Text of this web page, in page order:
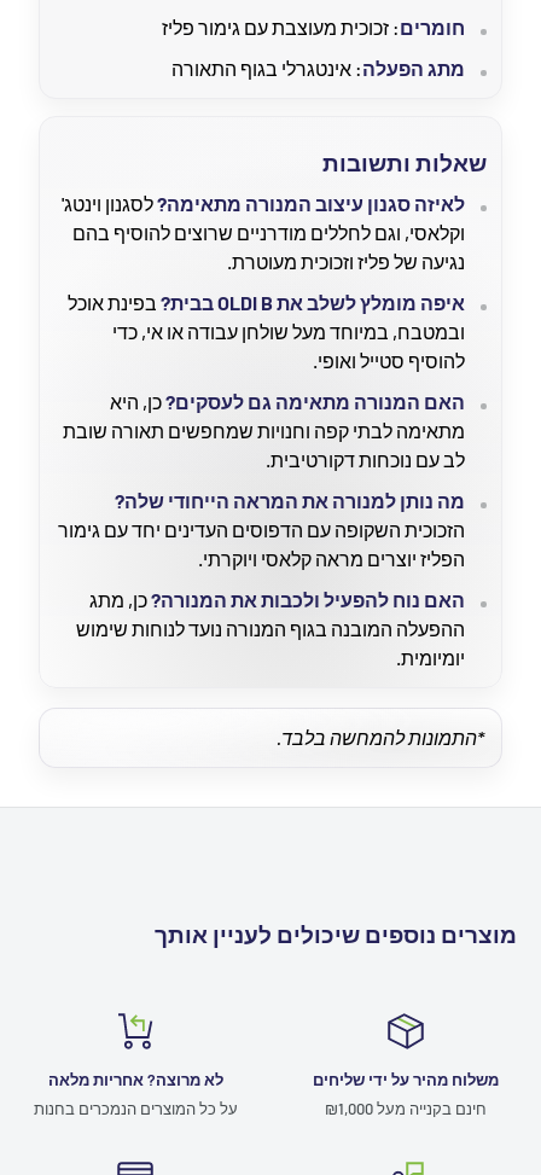
חומרים: זכוכית מעוצבת עם גימור פליז
מתג הפעלה: אינטגרלי בגוף התאורה
שאלות ותשובות
לאיזה סגנון עיצוב המנורה מתאימה?לסגנון וינטג'
וקלאסי, וגם לחללים מודרניים שרוצים להוסיף בהם
נגיעה של פליז וזכוכית מעוטרת.
איפה מומלץ לשלב את OLDI B בבית?
בפינת אוכל
ובמטבח, במיוחד מעל שולחן עבודה או אי, כדי
להוסיף סטייל ואופי.
האם המנורה מתאימה גם לעסקים?כן, היא
מתאימה לבתי קפה וחנויות שמחפשים תאורה שובת
לב עם נוכחות דקורטיבית.
מה נותן למנורה את המראה הייחודי שלה?
הזכוכית השקופה עם הדפוסים העדינים יחד עם גימור
הפליז יוצרים מראה קלאסי ויוקרתי.
האם נוח להפעיל ולכבות את המנורה?כן, מתג
ההפעלה המובנה בגוף המנורה נועד לנוחות שימוש
יומיומית.
*התמונות להמחשה בלבד.
מוצרים נוספים שיכולים לעניין אותך
משלוח מהיר על ידי שליחים
חינם בקנייה מעל ₪1,000
לא מרוצה? אחריות מלאה
על כל המוצרים הנמכרים בחנות